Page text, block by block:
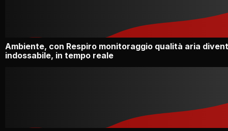
Ambiente, con Respiro monitoraggio qualità aria
indossabile, in tempo reale